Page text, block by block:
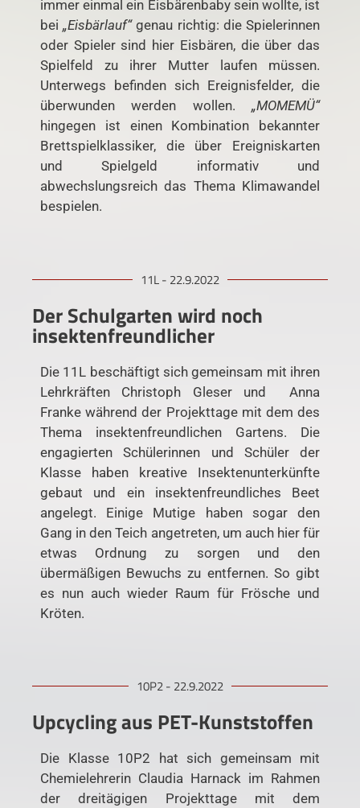
immer einmal ein Eisbärenbaby sein wollte, ist
bei„Eisbärlauf“genau richtig: die Spielerinnen
oder Spieler sind hier Eisbären, die über das
Spielfeld zu ihrer Mutter laufen müssen.
Unterwegs befinden sich Ereignisfelder, die
überwunden werden wollen. „MOMEMÜ“
hingegen ist einen Kombination bekannter
Brettspielklassiker, die über Ereigniskarten
und Spielgeld informativ und
abwechslungsreich das Thema Klimawandel
bespielen.
11L - 22.9.2022
Der Schulgarten wird noch
insektenfreundlicher
Die 11L beschäftigt sich gemeinsam mit ihren
Lehrkräften Christoph Gleser und Anna
Franke während der Projekttage mit dem des
Thema insektenfreundlichen Gartens. Die
engagierten Schülerinnen und Schüler der
Klasse haben kreative Insektenunterkünfte
gebaut und ein insektenfreundliches Beet
angelegt. Einige Mutige haben sogar den
Gang in den Teich angetreten, um auch hier für
etwas Ordnung zu sorgen und den
übermäßigen Bewuchs zu entfernen. So gibt
es nun auch wieder Raum für Frösche und
Kröten.
10P2 - 22.9.2022
Upcycling aus PET-Kunststoffen
Die Klasse 10P2 hat sich gemeinsam mit
Chemielehrerin Claudia Harnack im Rahmen
der dreitägigen Projekttage mit dem